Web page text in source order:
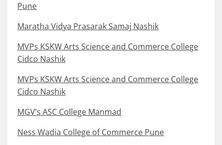
Pune
Maratha Vidya Prasarak Samaj Nashik
MVPs KSKW Arts Science and Commerce College
Cidco Nashik
MVPs KSKW Arts Science and Commerce College
Cidco Nashik
MGV’s ASC College Manmad
Ness Wadia College of Commerce Pune